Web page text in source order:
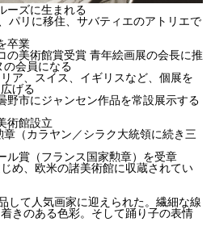
ーズに生まれる
パリに移住、サバティエのアトリエで
卒業
の美術館賞受賞 青年絵画展の会長に推
会員になる
ア、スイス、イギリスなど、個展を
げる
野市にジャンセン作品を常設展示する
術館設立
（カラヤン／シラク大統領に続き三
ル賞（フランス国家勲章）を受章
め、欧米の諸美術館に収蔵されてい
して人気画家に迎えられた。繊細な線
きのある色彩。そして踊り子の表情